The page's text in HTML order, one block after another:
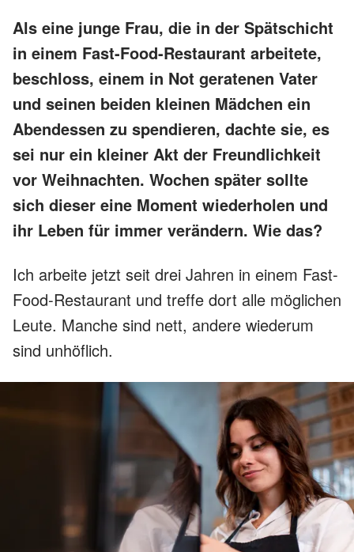
Als eine junge Frau, die in der Spätschicht
in einem Fast-Food-Restaurant arbeitete,
beschloss, einem in Not geratenen Vater
und seinen beiden kleinen Mädchen ein
Abendessen zu spendieren, dachte sie, es
sei nur ein kleiner Akt der Freundlichkeit
vor Weihnachten. Wochen später sollte
sich dieser eine Moment wiederholen und
ihr Leben für immer verändern. Wie das?
Ich arbeite jetzt seit drei Jahren in einem Fast-
Food-Restaurant und treffe dort alle möglichen
Leute. Manche sind nett, andere wiederum
sind unhöflich.